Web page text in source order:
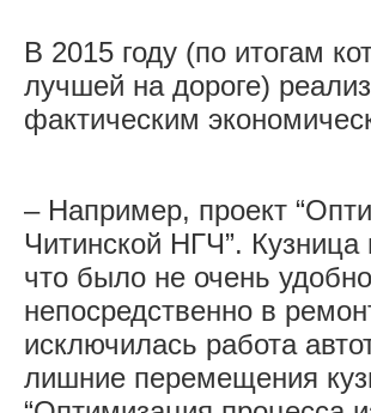
В 2015 году (по итогам
лучшей на дороге)
фактическим
– Например, проект
Читинской НГЧ”.
что было не очень
непосредственно в
исключилась работа
лишние перемещения